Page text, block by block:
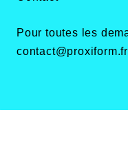
Pour toutes les
contact@proxiform.fr